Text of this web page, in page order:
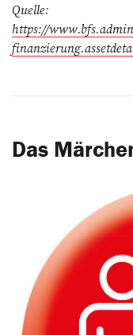
Quelle:
https://
Das